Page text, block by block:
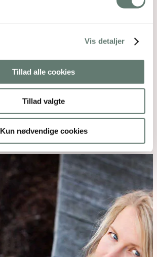
Vis detaljer
Tillad alle cookies
Tillad valgte
Kun nødvendige cookies